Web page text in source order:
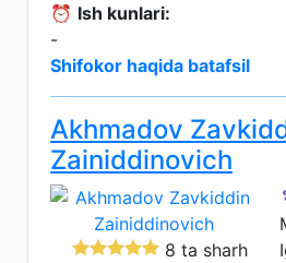
⏰ Ish kunlari:
-
Shifokor haqida batafsil
Akhmadov
Zainiddinovich
8 ta sharh